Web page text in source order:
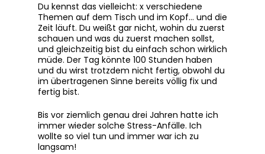
Du kennst das vielleicht: x verschiedene
Themen auf dem Tisch und im Kopf… und die
Zeit läuft. Du weißt gar nicht, wohin du zuerst
schauen und was du zuerst machen sollst,
und gleichzeitig bist du einfach schon wirklich
müde. Der Tag könnte 100 Stunden haben
und du wirst trotzdem nicht fertig, obwohl du
im übertragenen Sinne bereits völlig fix und
fertig bist.
Bis vor ziemlich genau drei Jahren hatte ich
immer wieder solche Stress-Anfälle. Ich
wollte so viel tun und immer war ich zu
langsam!